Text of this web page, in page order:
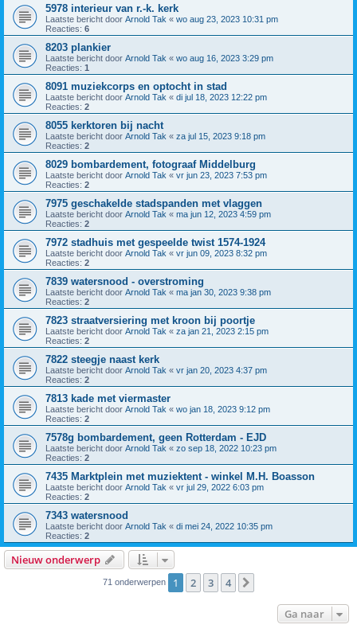
5978 interieur van r.-k. kerk
Laatste bericht door Arnold Tak « wo aug 23, 2023 10:31 pm
Reacties: 6
8203 plankier
Laatste bericht door Arnold Tak « wo aug 16, 2023 3:29 pm
Reacties: 1
8091 muziekcorps en optocht in stad
Laatste bericht door Arnold Tak « di jul 18, 2023 12:22 pm
Reacties: 2
8055 kerktoren bij nacht
Laatste bericht door Arnold Tak « za jul 15, 2023 9:18 pm
Reacties: 2
8029 bombardement, fotograaf Middelburg
Laatste bericht door Arnold Tak « vr jun 23, 2023 7:53 pm
Reacties: 2
7975 geschakelde stadspanden met vlaggen
Laatste bericht door Arnold Tak « ma jun 12, 2023 4:59 pm
Reacties: 2
7972 stadhuis met gespeelde twist 1574-1924
Laatste bericht door Arnold Tak « vr jun 09, 2023 8:32 pm
Reacties: 2
7839 watersnood - overstroming
Laatste bericht door Arnold Tak « ma jan 30, 2023 9:38 pm
Reacties: 2
7823 straatversiering met kroon bij poortje
Laatste bericht door Arnold Tak « za jan 21, 2023 2:15 pm
Reacties: 2
7822 steegje naast kerk
Laatste bericht door Arnold Tak « vr jan 20, 2023 4:37 pm
Reacties: 2
7813 kade met viermaster
Laatste bericht door Arnold Tak « wo jan 18, 2023 9:12 pm
Reacties: 2
7578g bombardement, geen Rotterdam - EJD
Laatste bericht door Arnold Tak « zo sep 18, 2022 10:23 pm
Reacties: 2
7435 Marktplein met muziektent - winkel M.H. Boasson
Laatste bericht door Arnold Tak « vr jul 29, 2022 6:03 pm
Reacties: 2
7343 watersnood
Laatste bericht door Arnold Tak « di mei 24, 2022 10:35 pm
Reacties: 2
Nieuw onderwerp
71 onderwerpen 1 2 3 4
Ga naar